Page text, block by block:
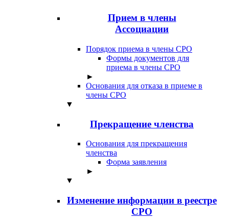
Прием в члены
Ассоциации
Порядок приема в члены СРО
Формы документов для
приема в члены СРО
►
Основания для отказа в приеме в
члены СРО
▼
Прекращение членства
Основания для прекращения
членства
Форма заявления
►
▼
Изменение информации в реестре
СРО